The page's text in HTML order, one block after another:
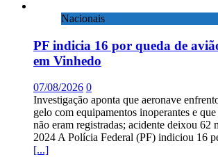
Nacionais
PF indicia 16 por queda de
em Vinhedo
07/08/2026 0
Investigação aponta que aeronave
gelo com equipamentos inoperantes e
não eram registradas; acidente deixou 62
2024 A Polícia Federal (PF) indiciou 16
[...]